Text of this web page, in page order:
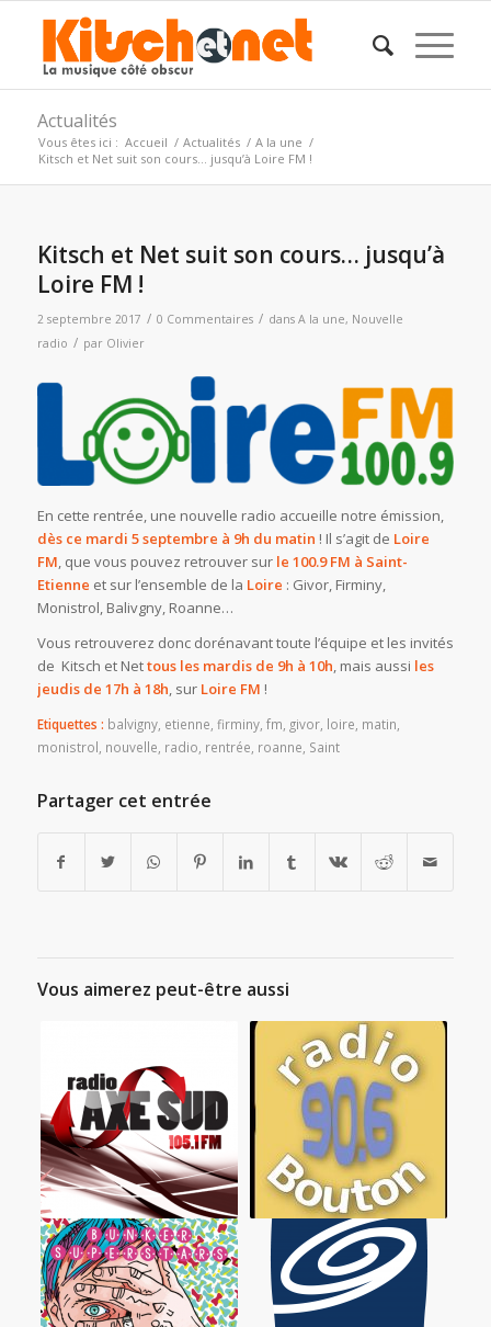
Actualités
Vous êtes ici : Accueil / Actualités / A la une /
Kitsch et Net suit son cours… jusqu’à Loire FM !
Kitsch et Net suit son cours… jusqu’à
Loire FM !
2 septembre 2017 / 0 Commentaires / dans A la une, Nouvelle
radio / par Olivier
En cette rentrée, une nouvelle radio accueille notre émission,
dès ce mardi 5 septembre à 9h du matin ! Il s’agit de Loire
FM, que vous pouvez retrouver sur le 100.9 FM à Saint-
Etienne et sur l’ensemble de la Loire : Givor, Firminy,
Monistrol, Balivgny, Roanne…
Vous retrouverez donc dorénavant toute l’équipe et les invités
de Kitsch et Nettous les mardis de 9h à 10h, mais aussi les
jeudis de 17h à 18h, surLoire FM !
Etiquettes : balvigny, etienne firminy, fm givor, loire matin
monistrol nouvelle radio rentrée roanne Saint
Partager cet entrée
Vous aimerez peut-être aussi